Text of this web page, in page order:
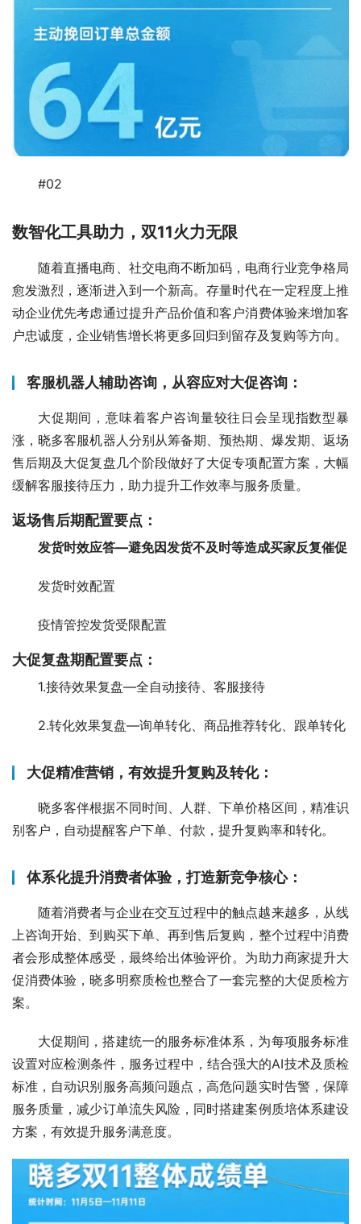
#02
数智化工具助力，双11火力无限
随着直播电商、社交电商不断加码，电商行业竞争格局
愈发激烈，逐渐进入到一个新高。存量时代在一定程度上推
动企业优先考虑通过提升产品价值和客户消费体验来增加客
户忠诚度，企业销售增长将更多回归到留存及复购等方向。
客服机器人辅助咨询，从容应对大促咨询：
大促期间，意味着客户咨询量较往日会呈现指数型暴
涨，晓多客服机器人分别从筹备期、预热期、爆发期、返场
售后期及大促复盘几个阶段做好了大促专项配置方案，大幅
缓解客服接待压力，助力提升工作效率与服务质量。
返场售后期配置要点：
发货时效应答—避免因发货不及时等造成买家反复催促
发货时效配置
疫情管控发货受限配置
大促复盘期配置要点：
1.接待效果复盘—全自动接待、客服接待
2.转化效果复盘—询单转化、商品推荐转化、跟单转化
大促精准营销，有效提升复购及转化：
晓多客伴根据不同时间、人群、下单价格区间，精准识
别客户，自动提醒客户下单、付款，提升复购率和转化。
体系化提升消费者体验，打造新竞争核心：
随着消费者与企业在交互过程中的触点越来越多，从线
上咨询开始、到购买下单、再到售后复购，整个过程中消费
者会形成整体感受，最终给出体验评价。为助力商家提升大
促消费体验，晓多明察质检也整合了一套完整的大促质检方
案。
大促期间，搭建统一的服务标准体系，为每项服务标准
设置对应检测条件，服务过程中，结合强大的AI技术及质检
标准，自动识别服务高频问题点，高危问题实时告警，保障
服务质量，减少订单流失风险，同时搭建案例质培体系建设
方案，有效提升服务满意度。